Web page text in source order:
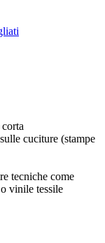
cuciture (stampe
tecniche come
o vinile tessile